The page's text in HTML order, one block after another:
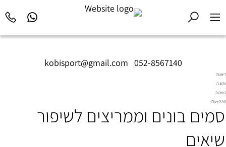
kobisport@gmail.com 052-8567140
דיאטה
ותזונה
בשיטת
Diet2All:
שמאחורי
המושלם.
סמים בונים וממריצים לשיפור
שיאים